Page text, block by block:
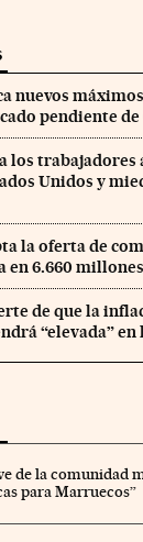
nuevos
pendiente
los
Unidos y
la oferta de
en 6.660
de que la
“elevada”
de la comunidad
para Marruecos”